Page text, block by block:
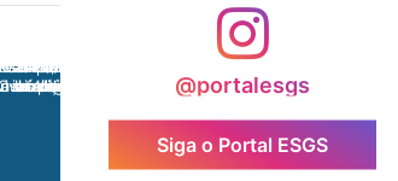
@portalesgs
Siga o Portal ESGS